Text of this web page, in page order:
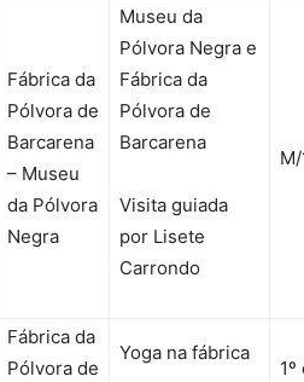
Fábrica da
Pólvora de
Barcarena
– Museu
da Pólvora
Negra
Museu da
Pólvora Negra e
Fábrica da
Pólvora de
Barcarena
Visita guiada
por Lisete
Carrondo
Fábrica da
Pólvora de
Yoga na fábrica